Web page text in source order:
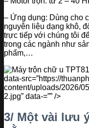
– Ứng dụng: Dùng cho
nguyên liệu dạng khô,
trực tiếp với chúng tôi
trong các ngành như
phẩm,…
data-src=”https://
content/uploads/2026/
2.jpg” data-=”” />
3/ Một vài lưu